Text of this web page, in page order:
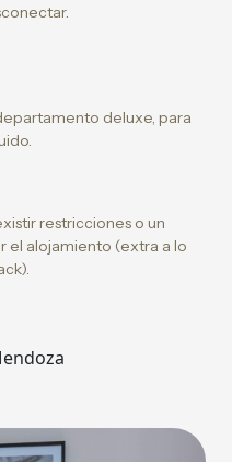
deluxe, para
restricciones o un
el alojamiento (extra a lo